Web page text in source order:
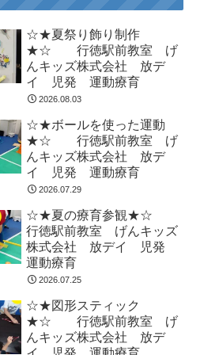
☆★夏祭り飾り制作
★☆ 行徳駅前教室 げ
んキッズ株式会社 放デ
イ 児発 運動療育
2026.08.03
☆★ボールを使った運動
★☆ 行徳駅前教室 げ
んキッズ株式会社 放デ
イ 児発 運動療育
2026.07.29
☆★夏の療育参観★☆
行徳駅前教室 げんキッズ
株式会社 放デイ 児発
運動療育
2026.07.25
☆★図形スティック
★☆ 行徳駅前教室 げ
んキッズ株式会社 放デ